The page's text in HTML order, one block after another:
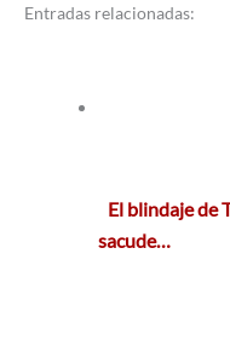
Entradas relacionadas:
El blindaje de
sacude…